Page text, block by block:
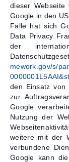
dieser
Google in den
Fälle hat sich
Data Privacy
der
mework.gov/s/
den Einsatz von
zur
Google
Nutzung der
weitere mit der
verbundene
Google kann